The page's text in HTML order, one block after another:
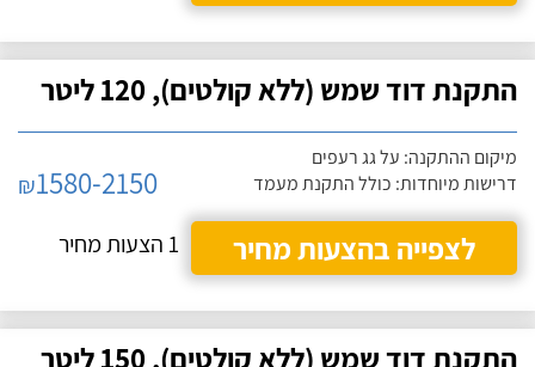
התקנת דוד שמש (ללא קולטים), 120 ליטר
מיקום ההתקנה: על גג רעפים
דרישות מיוחדות: כולל התקנת מעמד
₪1580-2150
לצפייה בהצעות מחיר
1 הצעות מחיר
התקנת דוד שמש (ללא קולטים), 150 ליטר